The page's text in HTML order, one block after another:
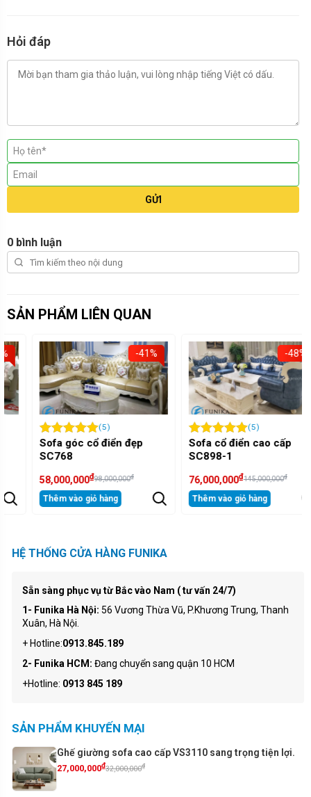
Hỏi đáp
GỬI
0 bình luận
SẢN PHẨM LIÊN QUAN
-41%
(5)
Sofa góc cổ điển đẹp
SC768
58,000,000₫98,000,000₫
Thêm vào giỏ hàng
-48%
(5)
Sofa cổ điển cao cấp
SC898-1
76,000,000₫145,000,000₫
Thêm vào giỏ hàng
HỆ THỐNG CỬA HÀNG FUNIKA
Sẵn sàng phục vụ từ Bắc vào Nam ( tư vấn 24/7)
1- Funika Hà Nội: 56 Vương Thừa Vũ, P.Khương Trung, Thanh
Xuân, Hà Nội.
+ Hotline:0913.845.189
2- Funika HCM: Đang chuyển sang quận 10 HCM
+Hotline: 0913 845 189
SẢN PHẨM KHUYẾN MẠI
Ghế giường sofa cao cấp VS3110 sang trọng tiện lợi.
27,000,000₫32,000,000₫